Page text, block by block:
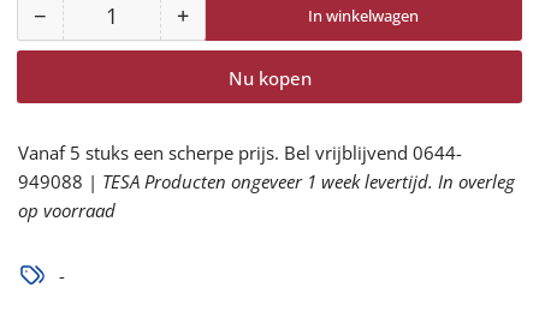
− Aantal
voor
[BD330]
Verfroller
Atlantic
mm
vacht
Aantal +Aantal
voor
[BD330]
Verfroller
Atlantic
In winkelwagen
Nu kopen
Vanaf 5 stuks een scherpe prijs. Bel vrijblijvend 0644-
949088 | TESA Producten ongeveer 1 week levertijd. In overleg
op voorraad
-